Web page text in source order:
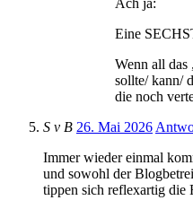
Eine
Wenn all
sollte/ kann/
die noch
S v B 26. Mai 2026
Immer wieder einmal
und sowohl der
tippen sich reflexartig die